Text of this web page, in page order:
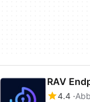
RAV
4.4